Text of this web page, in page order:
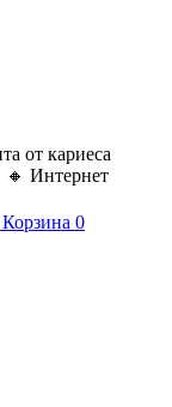
от кариеса
🔸 Интернет
Корзина 0